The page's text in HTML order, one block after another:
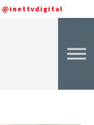
@inettvdigital